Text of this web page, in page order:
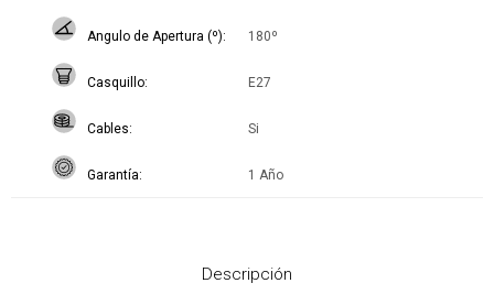
Angulo de Apertura (º) 180º
Casquillo E27
Cables Si
Garantía 1 Año
Descripción